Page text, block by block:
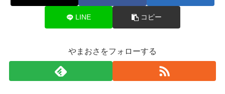
LINE コピー
やまおさをフォローする